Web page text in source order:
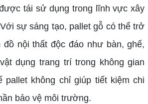
tái sử dụng trong lĩnh vực xây
sự sáng tạo, pallet gỗ có thể trở
đồ nội thất độc đáo như bàn, ghế,
dụng trang trí trong không gian
pallet không chỉ giúp tiết kiệm chi
bảo vệ môi trường.